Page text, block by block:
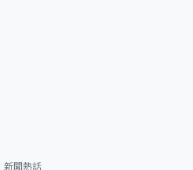
新聞熱話